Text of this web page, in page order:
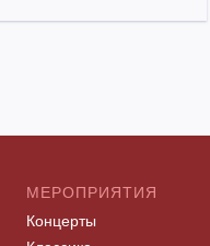
МЕРОПРИЯТИЯ
Концерты